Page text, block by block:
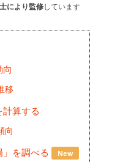
により監修しています
移
算する
向
を調べる New